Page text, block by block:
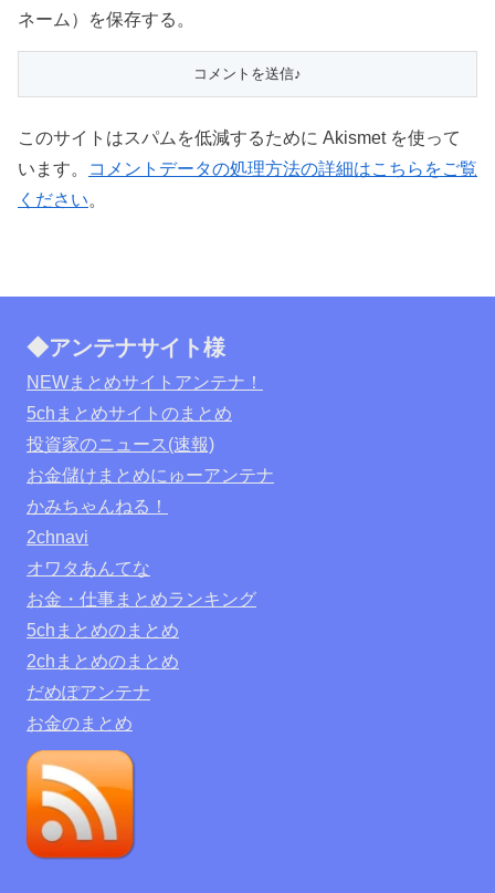
ネーム）を保存する。
このサイトはスパムを低減するために Akismet を使って
います。
コメントデータの処理方法の詳細はこちらをご覧
ください。
◆アンテナサイト様
NEWまとめサイトアンテナ！
5chまとめサイトのまとめ
投資家のニュース(速報)
お金儲けまとめにゅーアンテナ
かみちゃんねる！
2chnavi
オワタあんてな
お金・仕事まとめランキング
5chまとめのまとめ
2chまとめのまとめ
だめぽアンテナ
お金のまとめ